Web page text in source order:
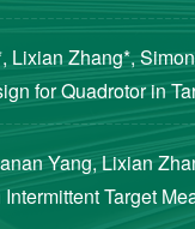
Control, and
Lixian Zhang*,
for Quadrotor in
[J]. Journal of
Yang, Lixian
Target